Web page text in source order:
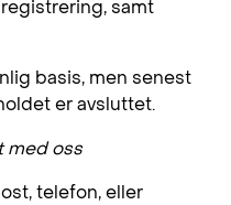
samt
basis, men senest
er avsluttet.
med oss
telefon, eller